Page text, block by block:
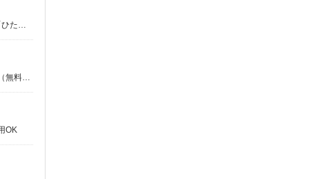
茨城県ひたちなか市 勤務詳細：ひたちなか市 通勤方法：徒歩/車/自転車/バイク 最寄り駅：中根駅から車7分 ※北関東自動車道「ひたちなかIC」から車5分
茨城県ひたちなか市 勤務詳細：ひたちなか市 通勤方法：徒歩/車/自転車/バス/電車/バイク 最寄り駅：佐和駅から車9分 ※構内の（無料）駐車場利用OK
OK